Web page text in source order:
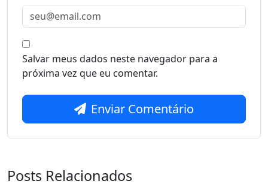
Salvar meus dados neste navegador para a
próxima vez que eu comentar.
Enviar Comentário
Posts Relacionados